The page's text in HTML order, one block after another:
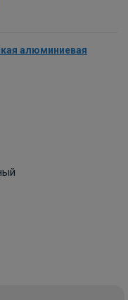
алюминиевая